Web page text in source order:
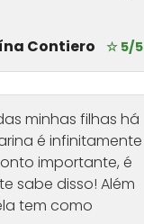
Contiero
☆ 5/5
minhas filhas há
é infinitamente
importante, é
sabe disso! Além
tem como